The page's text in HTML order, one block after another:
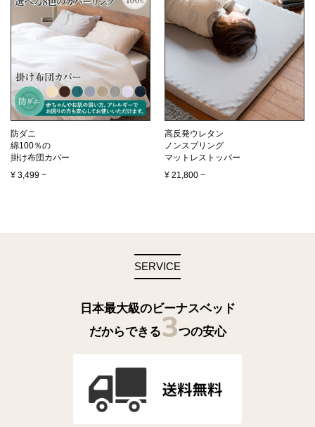
防ダニ
綿100％の
掛け布団カバー
¥ 3,499 ~
高反発ウレタン
ノンスプリング
マットレストッパー
¥ 21,800 ~
SERVICE
日本最大級のビーナスベッド
だからできる3つの安心